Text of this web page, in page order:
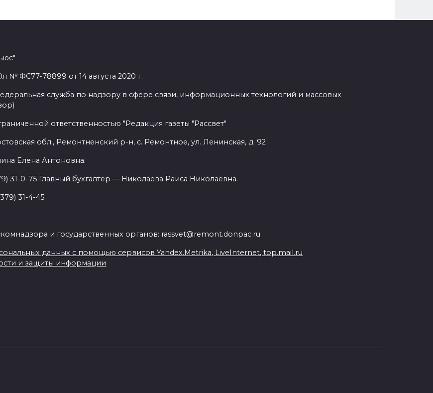
№ ФС77-78899 от 14 августа 2020 г.
служба по надзору в сфере связи, информационных технологий и массовых
ответственностью "Редакция газеты "Рассвет"
обл., Ремонтненский р-н, с. Ремонтное, ул. Ленинская, д. 92
Елена Антоновна.
31-0-75 Главный бухгалтер — Николаева Раиса Николаевна.
31-4-45
и государственных органов: rassvet@remont.donpac.ru
данных с помощью сервисов Yandex.Metrika, LiveInternet, top.mail.ru
и защиты информации